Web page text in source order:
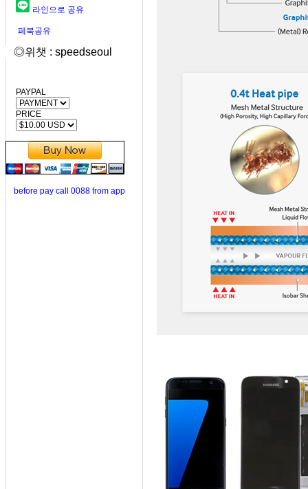
라인으로 공유
페북공유
◎위챗 : speedseoul
PAYPAL
PRICE
before pay call 0088 from app